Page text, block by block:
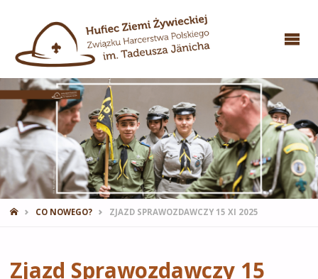
STRONA
CO NOWEGO? ZJAZD SPRAWOZDAWCZY 15 XI 2025
Zjazd Sprawozdawczy 15